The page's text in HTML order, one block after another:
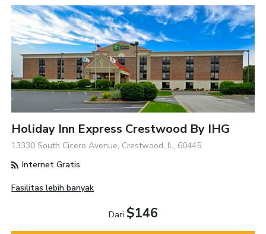
Holiday Inn Express Crestwood By IHG
13330 South Cicero Avenue, Crestwood, IL, 60445
Internet Gratis
Fasilitas lebih banyak
Dari $146